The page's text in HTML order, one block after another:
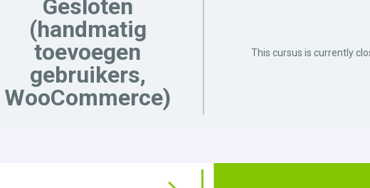
Gesloten
(handmatig
toevoegen
gebruikers,
WooCommerce)
This cursus is currently